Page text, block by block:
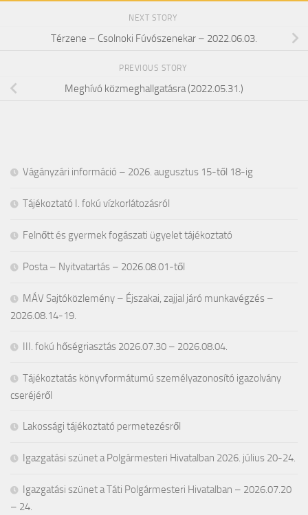
NEXT STORY
Térzene – Csolnoki Fúvószenekar – 2022.06.03.
PREVIOUS STORY
Meghívó közmeghallgatásra (2022.05.31.)
Vágányzári információ – 2026. augusztus 15-től 18-ig
Tájékoztató I. fokú vízkorlátozásról
Felnőtt és gyermek fogászati ügyelet tájékoztató
Posta – Nyitvatartás – 2026.08.01-től
MÁV Sajtóközlemény – Éjszakai, zajjal járó munkavégzés –
2026.08.14-19.
III. fokú hőségriasztás 2026.07.30 – 2026.08.04.
Tájékoztatás könyvformátumú személyazonosító igazolvány
cseréjéről
Lakossági tájékoztató permetezésről
Igazgatási szünet a Polgármesteri Hivatalban 2026. július 20-24.
Igazgatási szünet a Táti Polgármesteri Hivatalban – 2026.07.20
– 24.